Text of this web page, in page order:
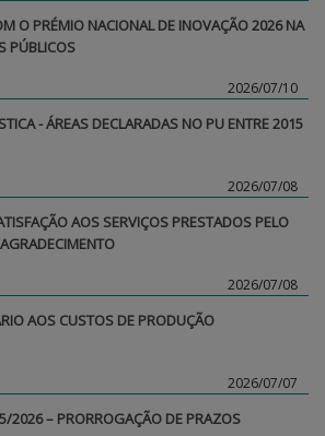
O PRÉMIO NACIONAL DE INOVAÇÃO 2026 NA
PÚBLICOS
2026/07/10
- ÁREAS DECLARADAS NO PU ENTRE 2015
2026/07/08
AOS SERVIÇOS PRESTADOS PELO
2026/07/08
AOS CUSTOS DE PRODUÇÃO
2026/07/07
2026 – PRORROGAÇÃO DE PRAZOS